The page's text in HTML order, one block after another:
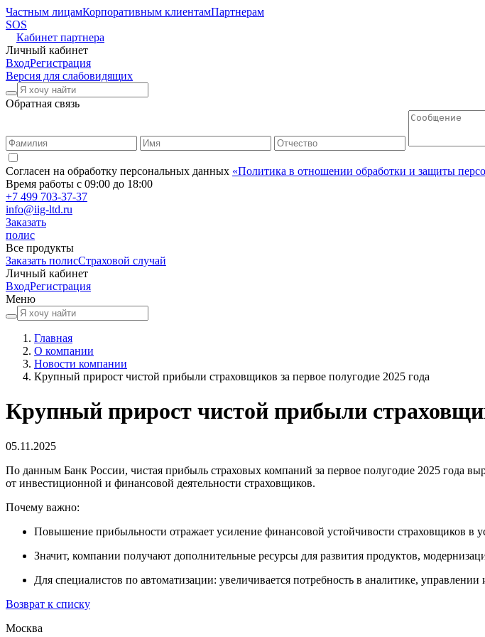
Частным лицамКорпоративным клиентамПартнерам
SOS
Кабинет партнера
Личный кабинет
ВходРегистрация
Версия для слабовидящих
Обратная связь
Согласен на обработку персональных данных «Политика в отношении обработки и защиты
Время работы с 09:00 до 18:00
+7 499 703-37-37
info@iig-ltd.ru
Заказать
полис
Все продукты
Заказать полисСтраховой случай
Личный кабинет
ВходРегистрация
Меню
Главная
О компании
Новости компании
Крупный прирост чистой прибыли страховщиков за первое полугодие 2025 года
Крупный прирост чистой прибыли
05.11.2025
По данным Банк России, чистая прибыль страховых компаний за первое полугодие 2025 года
от инвестиционной и финансовой деятельности страховщиков.
Почему важно:
Повышение прибыльности отражает усиление финансовой устойчивости страховщиков в
Значит, компании получают дополнительные ресурсы для развития продуктов,
Для специалистов по автоматизации: увеличивается потребность в аналитике,
Возврат к списку
Москва